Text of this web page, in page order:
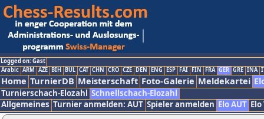
Logged on: Gast
Arabic ARM AZE BIH BUL CAT CHN CRO CZE DEN ENG ESP FAI FIN FRA GER GRE INA
Home TurnierDB Meisterschaft Foto-Galerie Meldekartei
Turnierschach-Elozahl Schnellschach-Elozahl
Allgemeines Turnier anmelden: AUT Spieler anmelden Elo AUT